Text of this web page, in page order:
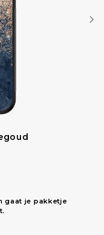
gaat je pakketje